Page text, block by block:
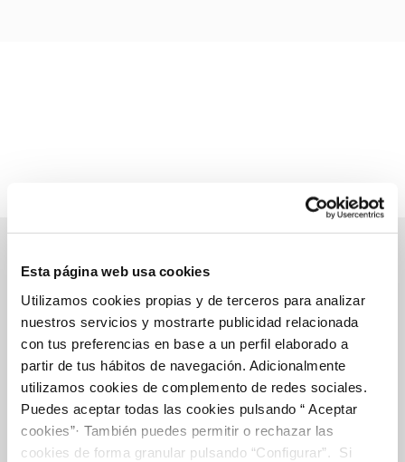
Esta página web usa cookies
Utilizamos cookies propias y de terceros para analizar
nuestros servicios y mostrarte publicidad relacionada
con tus preferencias en base a un perfil elaborado a
partir de tus hábitos de navegación. Adicionalmente
utilizamos cookies de complemento de redes sociales.
Puedes aceptar todas las cookies pulsando “ Aceptar
cookies”· También puedes permitir o rechazar las
cookies de forma granular pulsando “Configurar”. Si
Gestiones online
FACTURAS, PAGOS Y CONSUMOS
CONTRATOS
MODIFICACIÓN DE DATOS
INCIDENCIAS